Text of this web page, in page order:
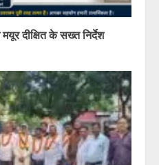
दीक्षित के सख्त निर्देश